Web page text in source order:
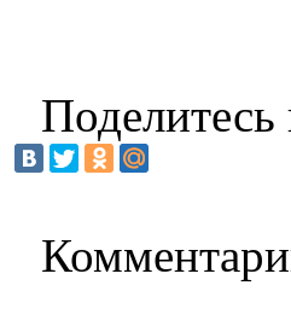
Поделитесь